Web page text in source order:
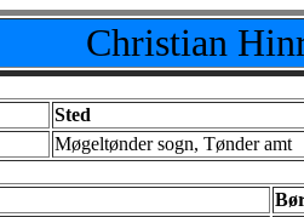
Christian
Sted
Møgeltønder sogn, Tønder amt